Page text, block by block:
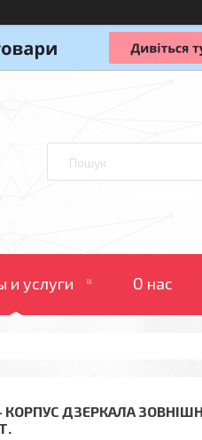
и услуги О нас
КОРПУС ДЗЕРКАЛА